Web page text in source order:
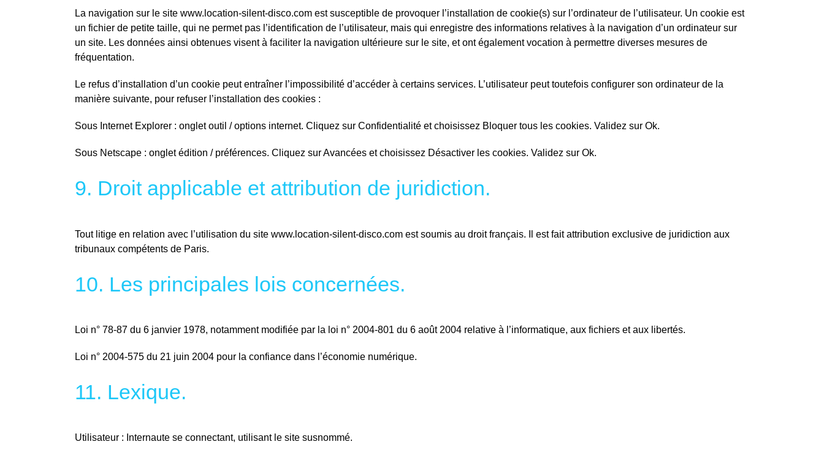
La navigation sur le site www.location-silent-disco.com est susceptible de provoquer l’installation de cookie(s) sur l’ordinateur de l’utilisateur. Un cookie est
un fichier de petite taille, qui ne permet pas l’identification de l’utilisateur, mais qui enregistre des informations relatives à la navigation d’un ordinateur sur
un site. Les données ainsi obtenues visent à faciliter la navigation ultérieure sur le site, et ont également vocation à permettre diverses mesures de
fréquentation.
Le refus d’installation d’un cookie peut entraîner l’impossibilité d’accéder à certains services. L’utilisateur peut toutefois configurer son ordinateur de la
manière suivante, pour refuser l’installation des cookies :
Sous Internet Explorer : onglet outil / options internet. Cliquez sur Confidentialité et choisissez Bloquer tous les cookies. Validez sur Ok.
Sous Netscape : onglet édition / préférences. Cliquez sur Avancées et choisissez Désactiver les cookies. Validez sur Ok.
9. Droit applicable et attribution de juridiction.
Tout litige en relation avec l’utilisation du site www.location-silent-disco.com est soumis au droit français. Il est fait attribution exclusive de juridiction aux
tribunaux compétents de Paris.
10. Les principales lois concernées.
Loi n° 78-87 du 6 janvier 1978, notamment modifiée par la loi n° 2004-801 du 6 août 2004 relative à l’informatique, aux fichiers et aux libertés.
Loi n° 2004-575 du 21 juin 2004 pour la confiance dans l’économie numérique.
11. Lexique.
Utilisateur : Internaute se connectant, utilisant le site susnommé.